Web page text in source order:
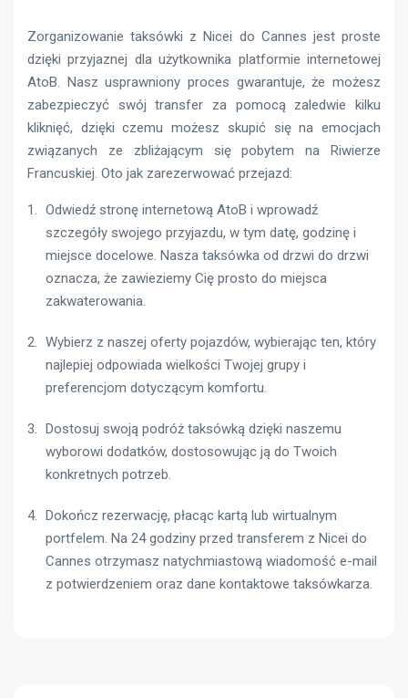
Zorganizowanie taksówki z Nicei do Cannes jest proste
dzięki przyjaznej dla użytkownika platformie internetowej
AtoB. Nasz usprawniony proces gwarantuje, że możesz
zabezpieczyć swój transfer za pomocą zaledwie kilku
kliknięć, dzięki czemu możesz skupić się na emocjach
związanych ze zbliżającym się pobytem na Riwierze
Francuskiej. Oto jak zarezerwować przejazd:
Odwiedź stronę internetową AtoB i wprowadź
szczegóły swojego przyjazdu, w tym datę, godzinę i
miejsce docelowe. Nasza taksówka od drzwi do drzwi
oznacza, że ​​zawieziemy Cię prosto do miejsca
zakwaterowania.
Wybierz z naszej oferty pojazdów, wybierając ten, który
najlepiej odpowiada wielkości Twojej grupy i
preferencjom dotyczącym komfortu.
Dostosuj swoją podróż taksówką dzięki naszemu
wyborowi dodatków, dostosowując ją do Twoich
konkretnych potrzeb.
Dokończ rezerwację, płacąc kartą lub wirtualnym
portfelem. Na 24 godziny przed transferem z Nicei do
Cannes otrzymasz natychmiastową wiadomość e-mail
z potwierdzeniem oraz dane kontaktowe taksówkarza.